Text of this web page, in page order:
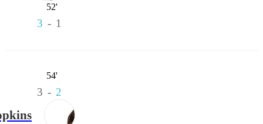
52'
3 - 1
54'
3 - 2